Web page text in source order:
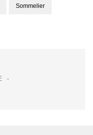
Sommelier